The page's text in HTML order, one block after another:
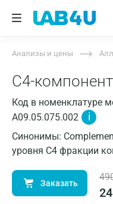
Анализы и цены
С4-
Код в номенклатуре
A09.05.075.002
i
Синонимы:
уровня C4 фракции
Заказать